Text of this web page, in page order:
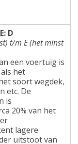
D
t/m E (het minst
een voertuig is
het
soort wegdek,
etc. De
is
20% van het
lagere
uitstoot van